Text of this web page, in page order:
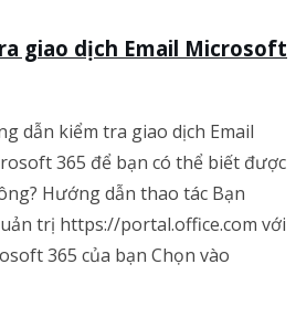
giao dịch Email Microsoft
dẫn kiểm tra giao dịch Email
365 để bạn có thể biết được
Hướng dẫn thao tác Bạn
trị https://portal.office.com với
365 của bạn Chọn vào